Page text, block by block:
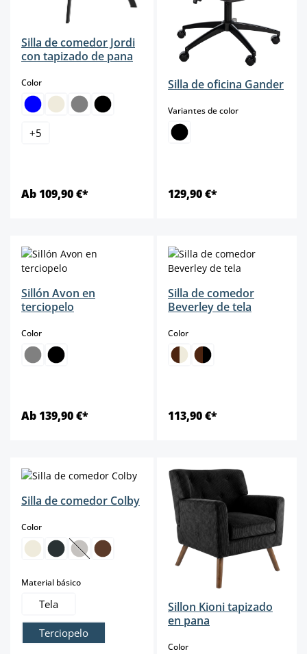
Silla de comedor Jordi
con tapizado de pana
Colorselect
+5
Ab 109,90 €*
Silla de oficina Gander
Variantes de colorselect
129,90 €*
Sillón Avon en
terciopelo
Colorselect
Ab 139,90 €*
Silla de comedor
Beverley de tela
Colorselect
113,90 €*
Silla de comedor Colby
Colorselect
(Esta opción no está disponible en este momento.)
Material básicoselect
Tela
Terciopelo
Sillon Kioni tapizado
en pana
Colorselect